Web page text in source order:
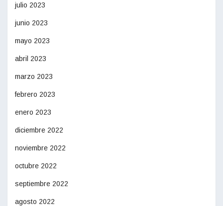
julio 2023
junio 2023
mayo 2023
abril 2023
marzo 2023
febrero 2023
enero 2023
diciembre 2022
noviembre 2022
octubre 2022
septiembre 2022
agosto 2022